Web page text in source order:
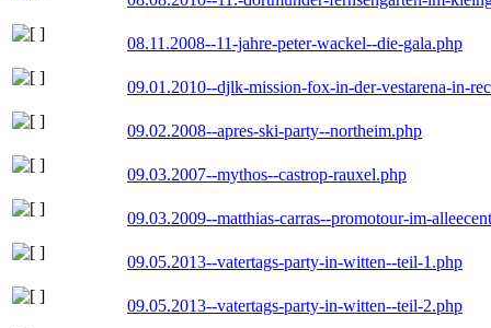
08.11.2008--11-jahre-peter-wackel--die-gala.php
09.01.2010--djlk-mission-fox-in-der-vestarena-in-
09.02.2008--apres-ski-party--northeim.php
09.03.2007--mythos--castrop-rauxel.php
09.03.2009--matthias-carras--promotour-im-
09.05.2013--vatertags-party-in-witten--teil-1.php
09.05.2013--vatertags-party-in-witten--teil-2.php